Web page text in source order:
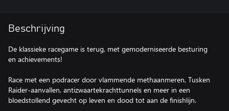
Beschrijving
De klassieke racegame is terug, met gemoderniseerde besturing
en achievements!
Race met een podracer door vlammende methaanmeren, Tusken
Raider-aanvallen, antizwaartekrachttunnels en meer in een
bloedstollend gevecht op leven en dood tot aan de finishlijn.